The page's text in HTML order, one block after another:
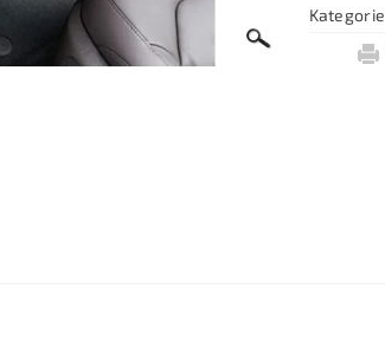
Kategorie